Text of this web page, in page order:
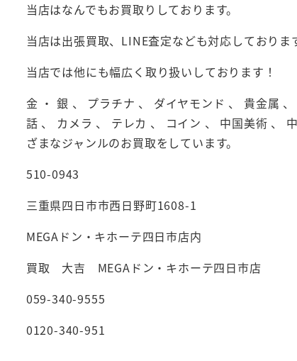
当店はなんでもお買取りしております。
当店は出張買取、LINE査定なども対応しておりま
当店では他にも幅広く取り扱いしております！
金 ・ 銀 、 プラチナ 、 ダイヤモンド 、 貴金属
話 、 カメラ 、 テレカ 、 コイン 、 中国美術 、
ざまなジャンルのお買取をしています。
510-0943
三重県四日市市西日野町1608-1
MEGAドン・キホーテ四日市店内
買取 大吉 MEGAドン・キホーテ四日市店
059-340-9555
0120-340-951